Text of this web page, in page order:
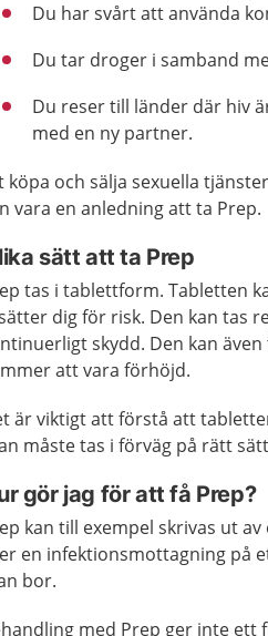
Du har svårt att använda
Du tar droger i samband
Du reser till länder där hiv
med en ny partner.
köpa och sälja sexuella
vara en anledning att ta Prep.
sätt att ta Prep
tas i tablettform. Tabletten
dig för risk. Den kan tas
skydd. Den kan
att vara förhöjd.
är viktigt att förstå att
måste tas i förväg på rätt
gör jag för att få Prep?
kan till exempel skrivas ut
en infektionsmottagning på
bor.
med Prep ger inte